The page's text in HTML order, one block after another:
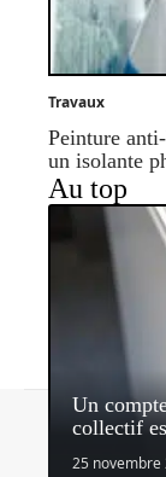
Travaux
Peinture
un isolante
Au top
Un
collectif
25 novembre